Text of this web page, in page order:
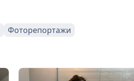
Фоторепортажи